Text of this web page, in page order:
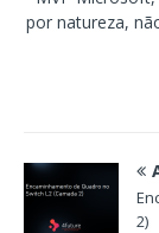
por natureza,
2)